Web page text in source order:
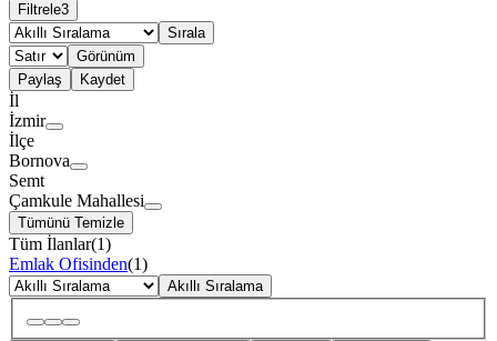
Filtrele3
Sırala
Görünüm
Paylaş
Kaydet
İl
İzmir
İlçe
Bornova
Semt
Çamkule Mahallesi
Tümünü Temizle
Tüm İlanlar(1)
Emlak Ofisinden(1)
Akıllı Sıralama